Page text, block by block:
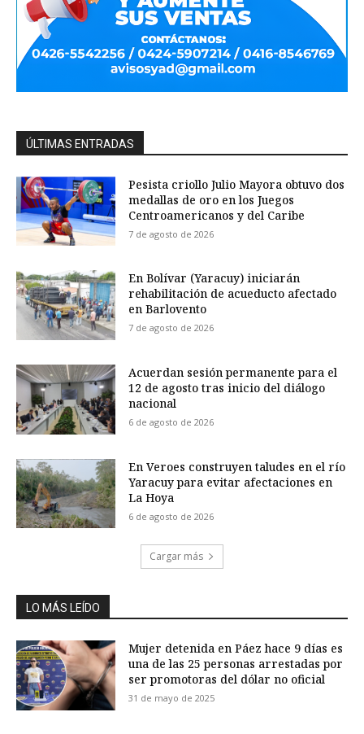
ÚLTIMAS ENTRADAS
Pesista criollo Julio Mayora obtuvo dos
medallas de oro en los Juegos
Centroamericanos y del Caribe
7 de agosto de 2026
En Bolívar (Yaracuy) iniciarán
rehabilitación de acueducto afectado
en Barlovento
7 de agosto de 2026
Acuerdan sesión permanente para el
12 de agosto tras inicio del diálogo
nacional
6 de agosto de 2026
En Veroes construyen taludes en el río
Yaracuy para evitar afectaciones en
La Hoya
6 de agosto de 2026
Cargar más
LO MÁS LEÍDO
Mujer detenida en Páez hace 9 días es
una de las 25 personas arrestadas por
ser promotoras del dólar no oficial
31 de mayo de 2025